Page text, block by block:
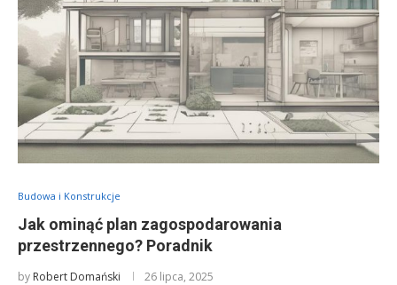
Budowa i Konstrukcje
Jak ominąć plan zagospodarowania
przestrzennego? Poradnik
by Robert Domański 26 lipca, 2025